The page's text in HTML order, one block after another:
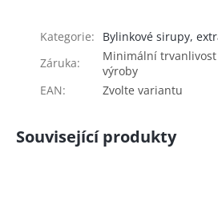
Kategorie:
Bylinkové sirupy,
Záruka:
Minimální
výroby
EAN: Zvolte variantu
Související produkty